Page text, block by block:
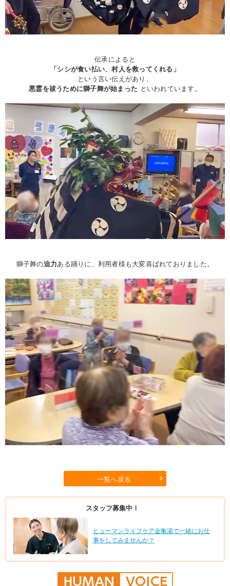
伝承によると
「シシが食い払い、村人を救ってくれる」
という言い伝えがあり、
悪霊を祓うために獅子舞が始まった といわれています。
獅子舞の迫力ある踊りに、利用者様も大変喜ばれておりました。
一覧へ戻る
スタッフ募集中！
ヒューマンライフケア金亀湯で一緒にお仕
事をしてみませんか？